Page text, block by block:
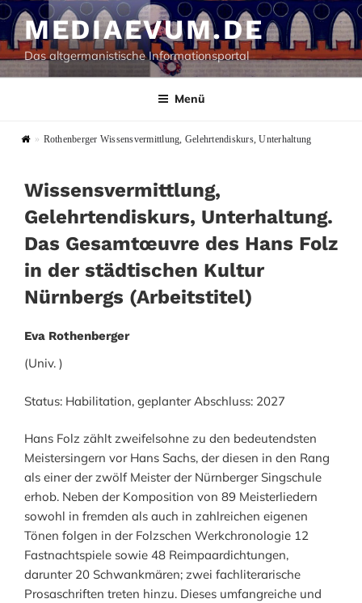
Zum
Inhalt
springen
MEDIAEVUM.DE
Das altgermanistische Informationsportal
Menü
» Rothenberger Wissensvermittlung, Gelehrtendiskurs, Unterhaltung
Wissensvermittlung,
Gelehrtendiskurs, Unterhaltung.
Das Gesamtœuvre des Hans Folz
in der städtischen Kultur
Nürnbergs (Arbeitstitel)
Eva Rothenberger
(Univ. )
Status: Habilitation, geplanter Abschluss: 2027
Hans Folz zählt zweifelsohne zu den bedeutendsten
Meistersingern vor Hans Sachs, der diesen in den Rang
als einer der zwölf Meister der Nürnberger Singschule
erhob. Neben der Komposition von 89 Meisterliedern
sowohl in fremden als auch in zahlreichen eigenen
Tönen folgen in der Folzschen Werkchronologie 12
Fastnachtspiele sowie 48 Reimpaardichtungen,
darunter 20 Schwankmären; zwei fachliterarische
Prosaschriften treten hinzu. Dieses umfangreiche und